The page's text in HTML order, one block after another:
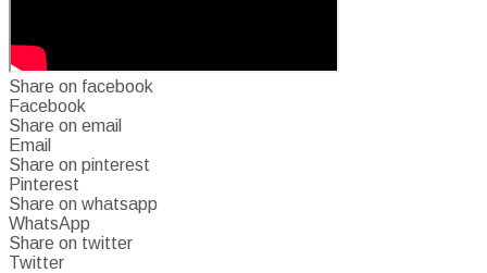
Share on facebook
Facebook
Share on email
Email
Share on pinterest
Pinterest
Share on whatsapp
WhatsApp
Share on twitter
Twitter